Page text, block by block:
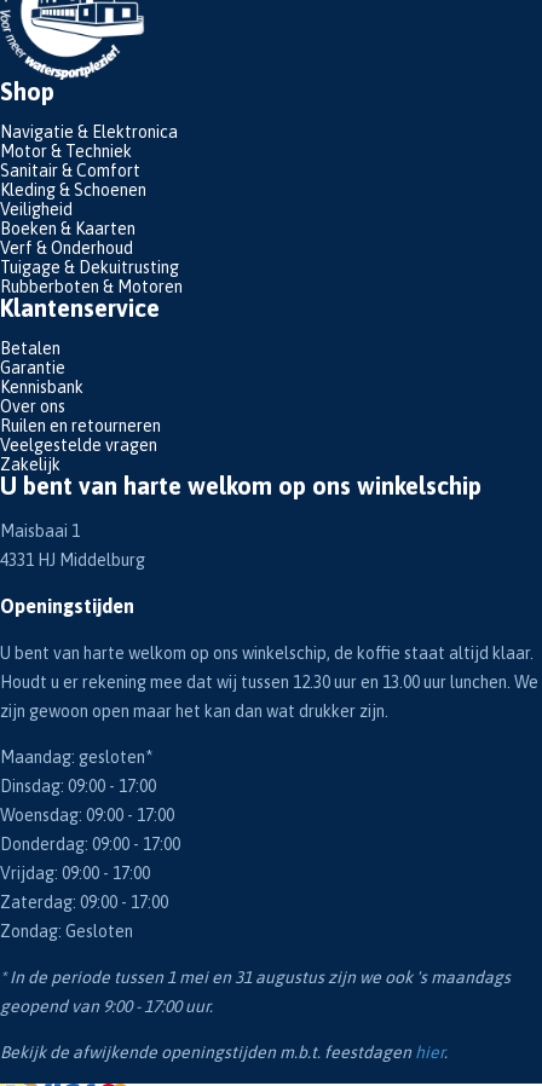
Shop
Navigatie & Elektronica
Motor & Techniek
Sanitair & Comfort
Kleding & Schoenen
Veiligheid
Boeken & Kaarten
Verf & Onderhoud
Tuigage & Dekuitrusting
Rubberboten & Motoren
Klantenservice
Betalen
Garantie
Kennisbank
Over ons
Ruilen en retourneren
Veelgestelde vragen
Zakelijk
U bent van harte welkom op ons winkelschip
Maisbaai 1
4331 HJ Middelburg
Openingstijden
U bent van harte welkom op ons winkelschip, de koffie staat altijd klaar.
Houdt u er rekening mee dat wij tussen 12.30 uur en 13.00 uur lunchen. We
zijn gewoon open maar het kan dan wat drukker zijn.
Maandag: gesloten*
Dinsdag: 09:00 - 17:00
Woensdag: 09:00 - 17:00
Donderdag: 09:00 - 17:00
Vrijdag: 09:00 - 17:00
Zaterdag: 09:00 - 17:00
Zondag: Gesloten
* In de periode tussen 1 mei en 31 augustus zijn we ook 's maandags
geopend van 9:00 - 17:00 uur.
Bekijk de afwijkende openingstijden m.b.t. feestdagen hier.